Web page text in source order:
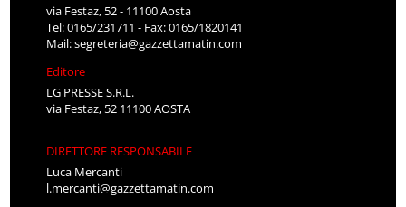
via Festaz, 52 - 11100 Aosta
Tel: 0165/231711 - Fax: 0165/1820141
Mail:segreteria@gazzettamatin.com
Editore
LG PRESSE S.R.L.
via Festaz, 52 11100 AOSTA
DIRETTORE RESPONSABILE
Luca Mercanti
l.mercanti@gazzettamatin.com